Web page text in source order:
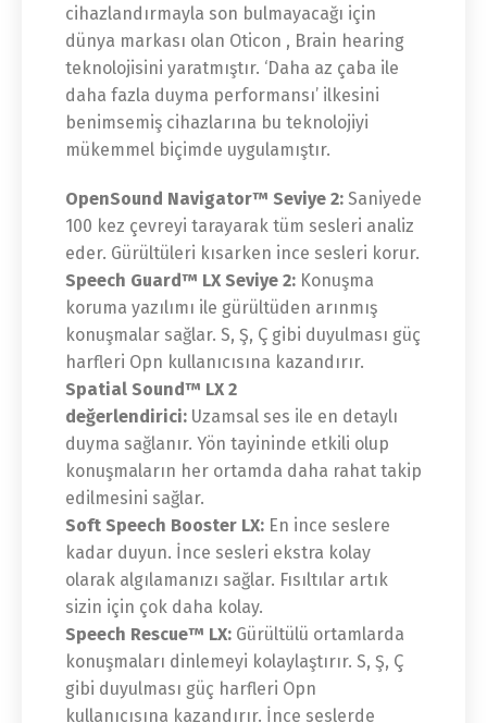
cihazlandırmayla son bulmayacağı için
dünya markası olan Oticon , Brain hearing
teknolojisini yaratmıştır. ‘Daha az çaba ile
daha fazla duyma performansı’ ilkesini
benimsemiş cihazlarına bu teknolojiyi
mükemmel biçimde uygulamıştır.
OpenSound Navigator™ Seviye 2: Saniyede
100 kez çevreyi tarayarak tüm sesleri analiz
eder. Gürültüleri kısarken ince sesleri korur.
Speech Guard™ LX Seviye 2: Konuşma
koruma yazılımı ile gürültüden arınmış
konuşmalar sağlar. S, Ş, Ç gibi duyulması güç
harfleri Opn kullanıcısına kazandırır.
Spatial Sound™ LX 2
değerlendirici: Uzamsal ses ile en detaylı
duyma sağlanır. Yön tayininde etkili olup
konuşmaların her ortamda daha rahat takip
edilmesini sağlar.
Soft Speech Booster LX: En ince seslere
kadar duyun. İnce sesleri ekstra kolay
olarak algılamanızı sağlar. Fısıltılar artık
sizin için çok daha kolay.
Speech Rescue™ LX: Gürültülü ortamlarda
konuşmaları dinlemeyi kolaylaştırır. S, Ş, Ç
gibi duyulması güç harfleri Opn
kullanıcısına kazandırır. İnce seslerde